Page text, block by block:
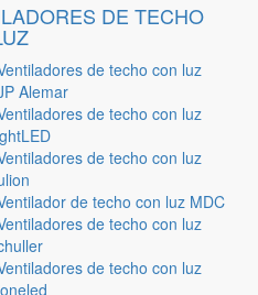
DE TECHO
de techo con luz
Alemar
de techo con luz
de techo con luz
de techo con luz MDC
de techo con luz
de techo con luz